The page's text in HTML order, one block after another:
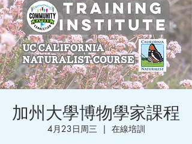
加州大學博物學家課程
4月23日周三
  |
在線培訓